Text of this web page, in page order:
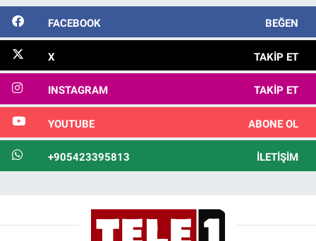
FACEBOOK BEĞEN
X TAKIP ET
INSTAGRAM TAKIP ET
YOUTUBE ABONE OL
+905423395813 İLETIŞIM